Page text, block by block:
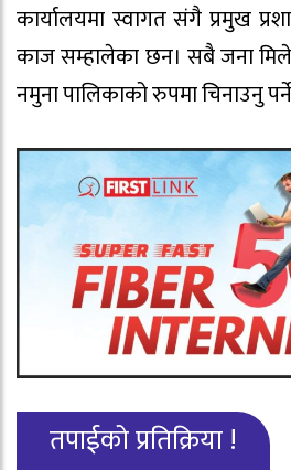
कार्यालयमा स्वागत संगै प्रमुख
काज सम्हालेका छन। सबै जना
नमुना पालिकाको रुपमा चिनाउनु
तपाईको प्रतिक्रिया !